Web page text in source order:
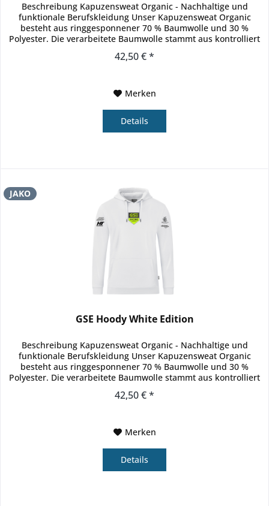
Beschreibung Kapuzensweat Organic - Nachhaltige und
funktionale Berufskleidung Unser Kapuzensweat Organic
besteht aus ringgesponnener 70 % Baumwolle und 30 %
Polyester. Die verarbeitete Baumwolle stammt aus kontrolliert
42,50 € *
Merken
Details
JAKO
GSE Hoody White Edition
Beschreibung Kapuzensweat Organic - Nachhaltige und
funktionale Berufskleidung Unser Kapuzensweat Organic
besteht aus ringgesponnener 70 % Baumwolle und 30 %
Polyester. Die verarbeitete Baumwolle stammt aus kontrolliert
42,50 € *
Merken
Details